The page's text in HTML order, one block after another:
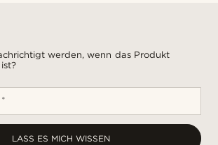
werden, wenn das Produkt
LASS ES MICH WISSEN